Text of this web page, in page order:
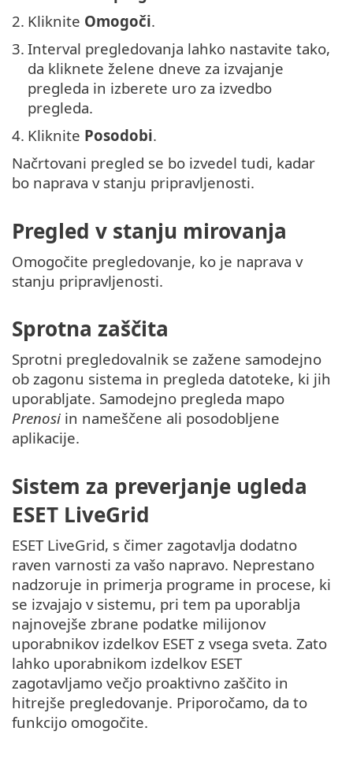
2. Kliknite Omogoči.
3. Interval pregledovanja lahko nastavite tako,
da kliknete želene dneve za izvajanje
pregleda in izberete uro za izvedbo
pregleda.
4. Kliknite Posodobi.
Načrtovani pregled se bo izvedel tudi, kadar
bo naprava v stanju pripravljenosti.
Pregled v stanju mirovanja
Omogočite pregledovanje, ko je naprava v
stanju pripravljenosti.
Sprotna zaščita
Sprotni pregledovalnik se zažene samodejno
ob zagonu sistema in pregleda datoteke, ki jih
uporabljate. Samodejno pregleda mapo
Prenosi in nameščene ali posodobljene
aplikacije.
Sistem za preverjanje ugleda
ESET LiveGrid
ESET LiveGrid, s čimer zagotavlja dodatno
raven varnosti za vašo napravo. Neprestano
nadzoruje in primerja programe in procese, ki
se izvajajo v sistemu, pri tem pa uporablja
najnovejše zbrane podatke milijonov
uporabnikov izdelkov ESET z vsega sveta. Zato
lahko uporabnikom izdelkov ESET
zagotavljamo večjo proaktivno zaščito in
hitrejše pregledovanje. Priporočamo, da to
funkcijo omogočite.